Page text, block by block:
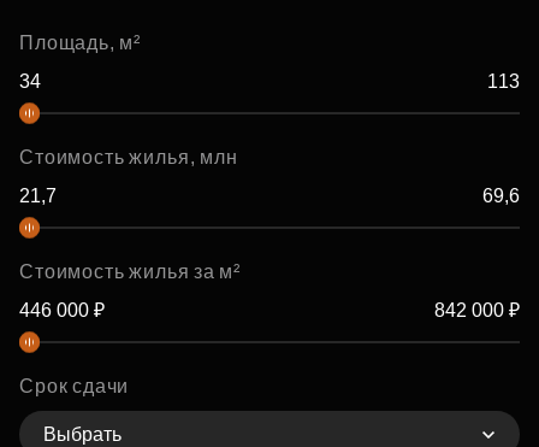
Площадь, м²
Стоимость жилья, млн
Стоимость жилья за м²
Срок сдачи
Выбрать